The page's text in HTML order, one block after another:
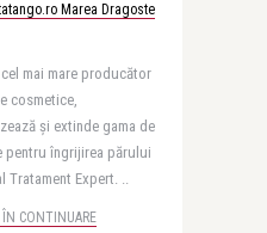
Marea Dragoste
cel mai mare producător
cosmetice,
și extinde gama de
pentru îngrijirea părului
Tratament Expert. ..
ÎN CONTINUARE